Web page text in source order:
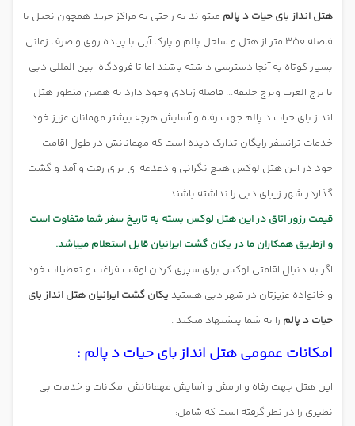
هتل انداز بای حیات د پالم میتواند به راحتی به مراکز خرید همچون نخیل با
فاصله 350 متر از هتل و ساحل پالم و پارک آبی با پیاده روی و صرف زمانی
بسیار کوتاه به آنجا دسترسی داشته باشند اما تا فرودگاه بین المللی دبی
یا برج العرب وبرج خلیفه... فاصله زیادی وجود دارد به همین منظور هتل
انداز بای حیات د پالم جهت رفاه و آسایش هرچه بیشتر مهمانان عزیز خود
خدمات ترانسفر رایگان تدارک دیده است که مهمانانش در طول اقامت
خود در این هتل لوکس هیچ نگرانی و دغدغه ای برای رفت و آمد و گشت
گذاردر شهر زیبای دبی را نداشته باشند .
قیمت رزور اتاق در این هتل لوکس بسته به تاریخ سفر شما متفاوت است
و ازطریق همکاران ما در یکان گشت ایرانیان قابل استعلام میباشد.
اگر به دنبال اقامتی لوکس برای سپری کردن اوقات فراغت و تعطیلات خود
و خانواده عزیزتان در شهر دبی هستید یکان گشت ایرانیان هتل انداز بای
حیات د پالم را به شما پیشنهاد میکند .
امکانات عمومی هتل انداز بای حیات د پالم :
این هتل جهت رفاه و آرامش و آسایش مهمانانش امکانات و خدمات بی
نظیری را در نظر گرفته است که شامل: